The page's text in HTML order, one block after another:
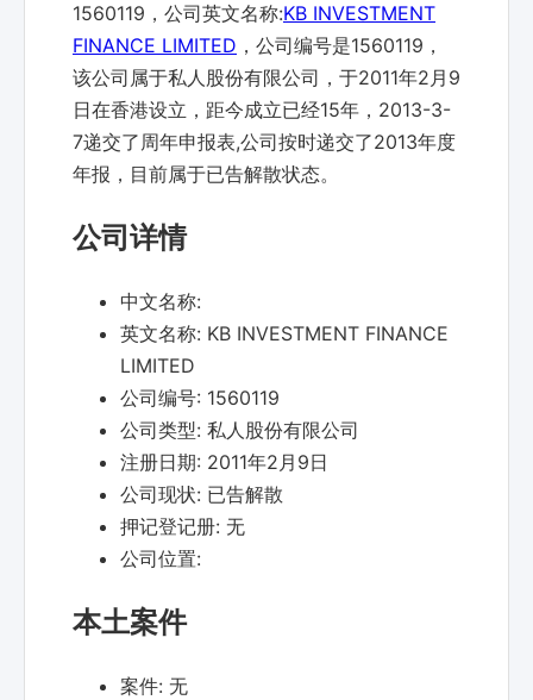
1560119，公司英文名称:KB INVESTMENT
FINANCE LIMITED ，公司编号是1560119，
该公司属于私人股份有限公司，于2011年2月9
日在香港设立，距今成立已经15年，2013-3-
7递交了周年申报表,公司按时递交了2013年度
年报，目前属于已告解散状态。
公司详情
中文名称:
英文名称: KB INVESTMENT FINANCE
LIMITED
公司编号: 1560119
公司类型: 私人股份有限公司
注册日期: 2011年2月9日
公司现状: 已告解散
押记登记册: 无
公司位置:
本土案件
案件: 无